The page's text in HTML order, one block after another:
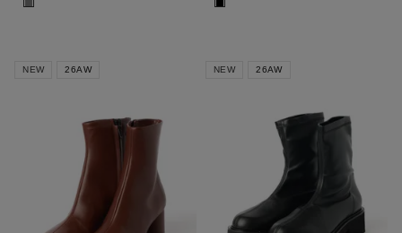
■ ■
NEW 26AW NEW 26AW